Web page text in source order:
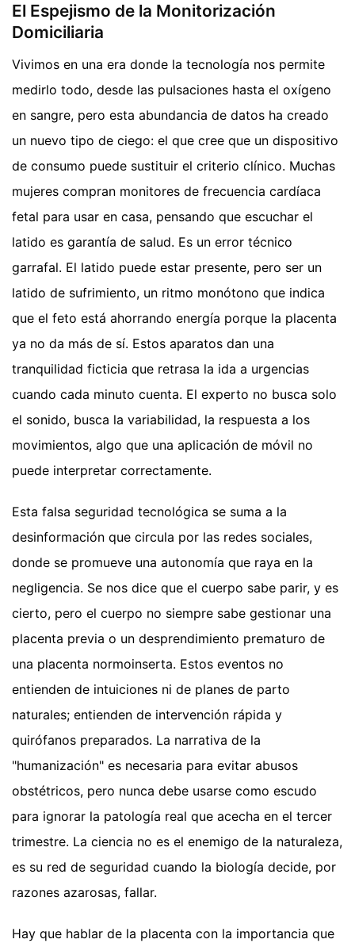
El Espejismo de la Monitorización
Domiciliaria
Vivimos en una era donde la tecnología nos permite
medirlo todo, desde las pulsaciones hasta el oxígeno
en sangre, pero esta abundancia de datos ha creado
un nuevo tipo de ciego: el que cree que un dispositivo
de consumo puede sustituir el criterio clínico. Muchas
mujeres compran monitores de frecuencia cardíaca
fetal para usar en casa, pensando que escuchar el
latido es garantía de salud. Es un error técnico
garrafal. El latido puede estar presente, pero ser un
latido de sufrimiento, un ritmo monótono que indica
que el feto está ahorrando energía porque la placenta
ya no da más de sí. Estos aparatos dan una
tranquilidad ficticia que retrasa la ida a urgencias
cuando cada minuto cuenta. El experto no busca solo
el sonido, busca la variabilidad, la respuesta a los
movimientos, algo que una aplicación de móvil no
puede interpretar correctamente.
Esta falsa seguridad tecnológica se suma a la
desinformación que circula por las redes sociales,
donde se promueve una autonomía que raya en la
negligencia. Se nos dice que el cuerpo sabe parir, y es
cierto, pero el cuerpo no siempre sabe gestionar una
placenta previa o un desprendimiento prematuro de
una placenta normoinserta. Estos eventos no
entienden de intuiciones ni de planes de parto
naturales; entienden de intervención rápida y
quirófanos preparados. La narrativa de la
"humanización" es necesaria para evitar abusos
obstétricos, pero nunca debe usarse como escudo
para ignorar la patología real que acecha en el tercer
trimestre. La ciencia no es el enemigo de la naturaleza,
es su red de seguridad cuando la biología decide, por
razones azarosas, fallar.
Hay que hablar de la placenta con la importancia que